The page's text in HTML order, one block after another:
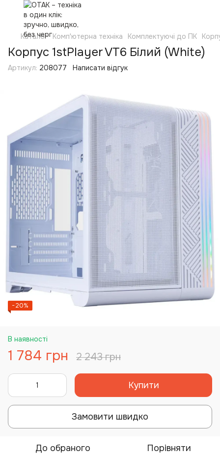
Каталог Комп'ютерна техніка Комплектуючі до ПК
Корпус 1stPlayer VT6 Білий (White)
Артикул: 208077 Написати відгук
−20%
В наявності
1 784 грн 2 243 грн
Купити
Замовити швидко
До обраного Порівняти